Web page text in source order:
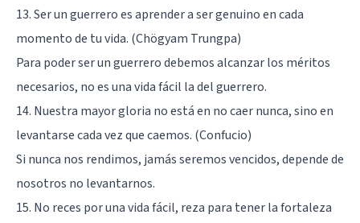
13. Ser un guerrero es aprender a ser genuino en cada
momento de tu vida. (Chögyam Trungpa)
Para poder ser un guerrero debemos alcanzar los méritos
necesarios, no es una vida fácil la del guerrero.
14. Nuestra mayor gloria no está en no caer nunca, sino en
levantarse cada vez que caemos. (Confucio)
Si nunca nos rendimos, jamás seremos vencidos, depende de
nosotros no levantarnos.
15. No reces por una vida fácil, reza para tener la fortaleza